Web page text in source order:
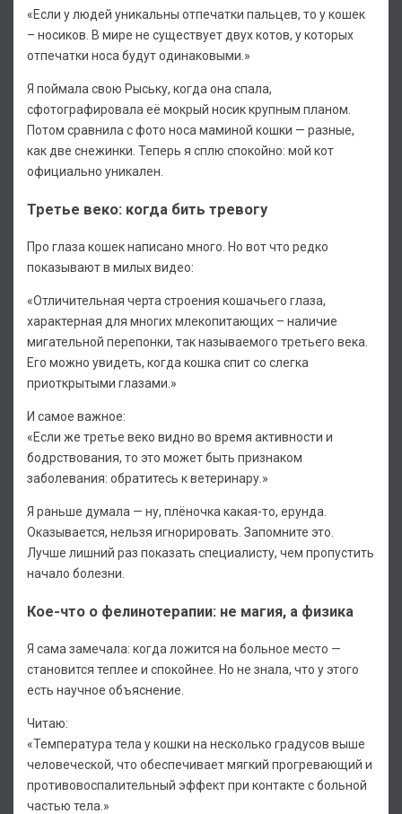
«Если у людей уникальны отпечатки пальцев, то у кошек
– носиков. В мире не существует двух котов, у которых
отпечатки носа будут одинаковыми.»
Я поймала свою Рыську, когда она спала,
сфотографировала её мокрый носик крупным планом.
Потом сравнила с фото носа маминой кошки — разные,
как две снежинки. Теперь я сплю спокойно: мой кот
официально уникален.
Третье веко: когда бить тревогу
Про глаза кошек написано много. Но вот что редко
показывают в милых видео:
«Отличительная черта строения кошачьего глаза,
характерная для многих млекопитающих – наличие
мигательной перепонки, так называемого третьего века.
Его можно увидеть, когда кошка спит со слегка
приоткрытыми глазами.»
И самое важное:
«Если же третье веко видно во время активности и
бодрствования, то это может быть признаком
заболевания: обратитесь к ветеринару.»
Я раньше думала — ну, плёночка какая-то, ерунда.
Оказывается, нельзя игнорировать. Запомните это.
Лучше лишний раз показать специалисту, чем пропустить
начало болезни.
Кое-что о фелинотерапии: не магия, а физика
Я сама замечала: когда ложится на больное место —
становится теплее и спокойнее. Но не знала, что у этого
есть научное объяснение.
Читаю:
«Температура тела у кошки на несколько градусов выше
человеческой, что обеспечивает мягкий прогревающий и
противовоспалительный эффект при контакте с больной
частью тела.»